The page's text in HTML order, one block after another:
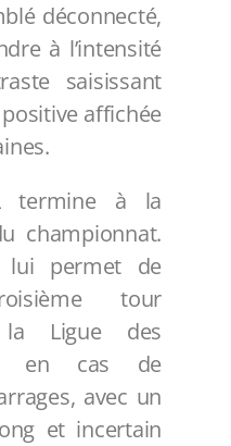
déconnecté,
à l’intensité
saisissant
affichée
termine à la
championnat.
lui permet de
tour
Ligue des
en cas de
avec un
et incertain